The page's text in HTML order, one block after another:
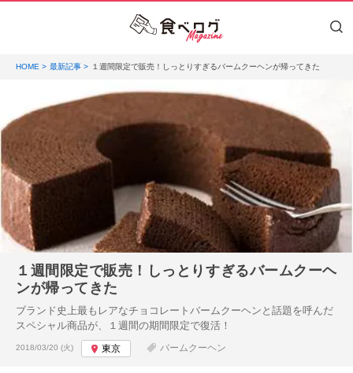
HOME 最新記事 １週間限定で販売！しっとりすぎるバームクーヘンが帰ってきた
１週間限定で販売！しっとりすぎるバームクーヘ
ンが帰ってきた
ブランド史上最もレアなチョコレートバームクーヘンと話題を呼んだ
スペシャル商品が、１週間の期間限定で復活！
投稿日:
2018/03/20 (火) 東京 バームクーヘン